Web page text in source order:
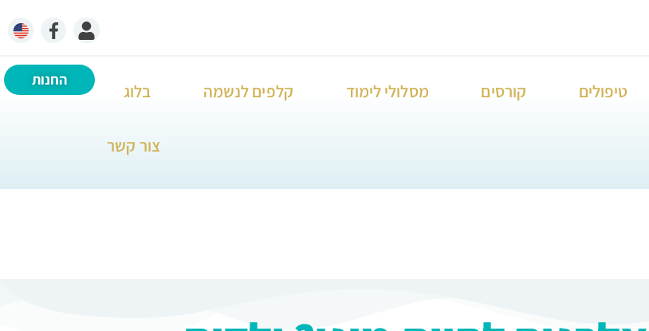
טיפולים קורסים מסלולי לימוד קלפים לנשמה בלוג
צור קשר
החנות